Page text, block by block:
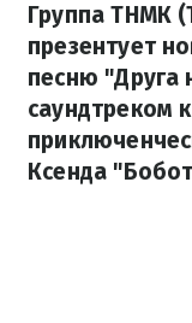
Группа ТНМК
презентует
песню "Друга
саундтреком
Ксенда